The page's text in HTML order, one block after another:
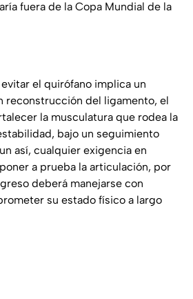
fuera de la Copa Mundial de la
el quirófano implica un
reconstrucción del ligamento, el
la musculatura que rodea la
bajo un seguimiento
así, cualquier exigencia en
a prueba la articulación, por
deberá manejarse con
su estado físico a largo